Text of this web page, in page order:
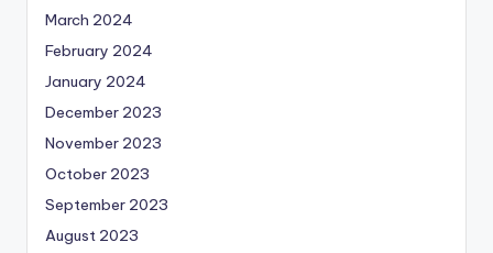
March 2024
February 2024
January 2024
December 2023
November 2023
October 2023
September 2023
August 2023